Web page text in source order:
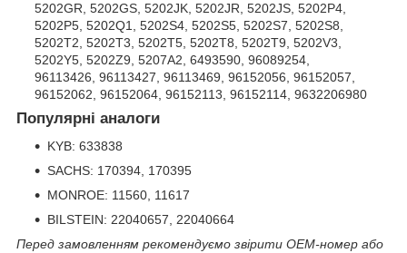
5202GR, 5202GS, 5202JK, 5202JR, 5202JS, 5202P4,
5202P5, 5202Q1, 5202S4, 5202S5, 5202S7, 5202S8,
5202T2, 5202T3, 5202T5, 5202T8, 5202T9, 5202V3,
5202Y5, 5202Z9, 5207A2, 6493590, 96089254,
96113426, 96113427, 96113469, 96152056, 96152057,
96152062, 96152064, 96152113, 96152114, 9632206980
Популярні аналоги
KYB: 633838
SACHS: 170394, 170395
MONROE: 11560, 11617
BILSTEIN: 22040657, 22040664
Перед замовленням рекомендуємо звірити OEM-номер або